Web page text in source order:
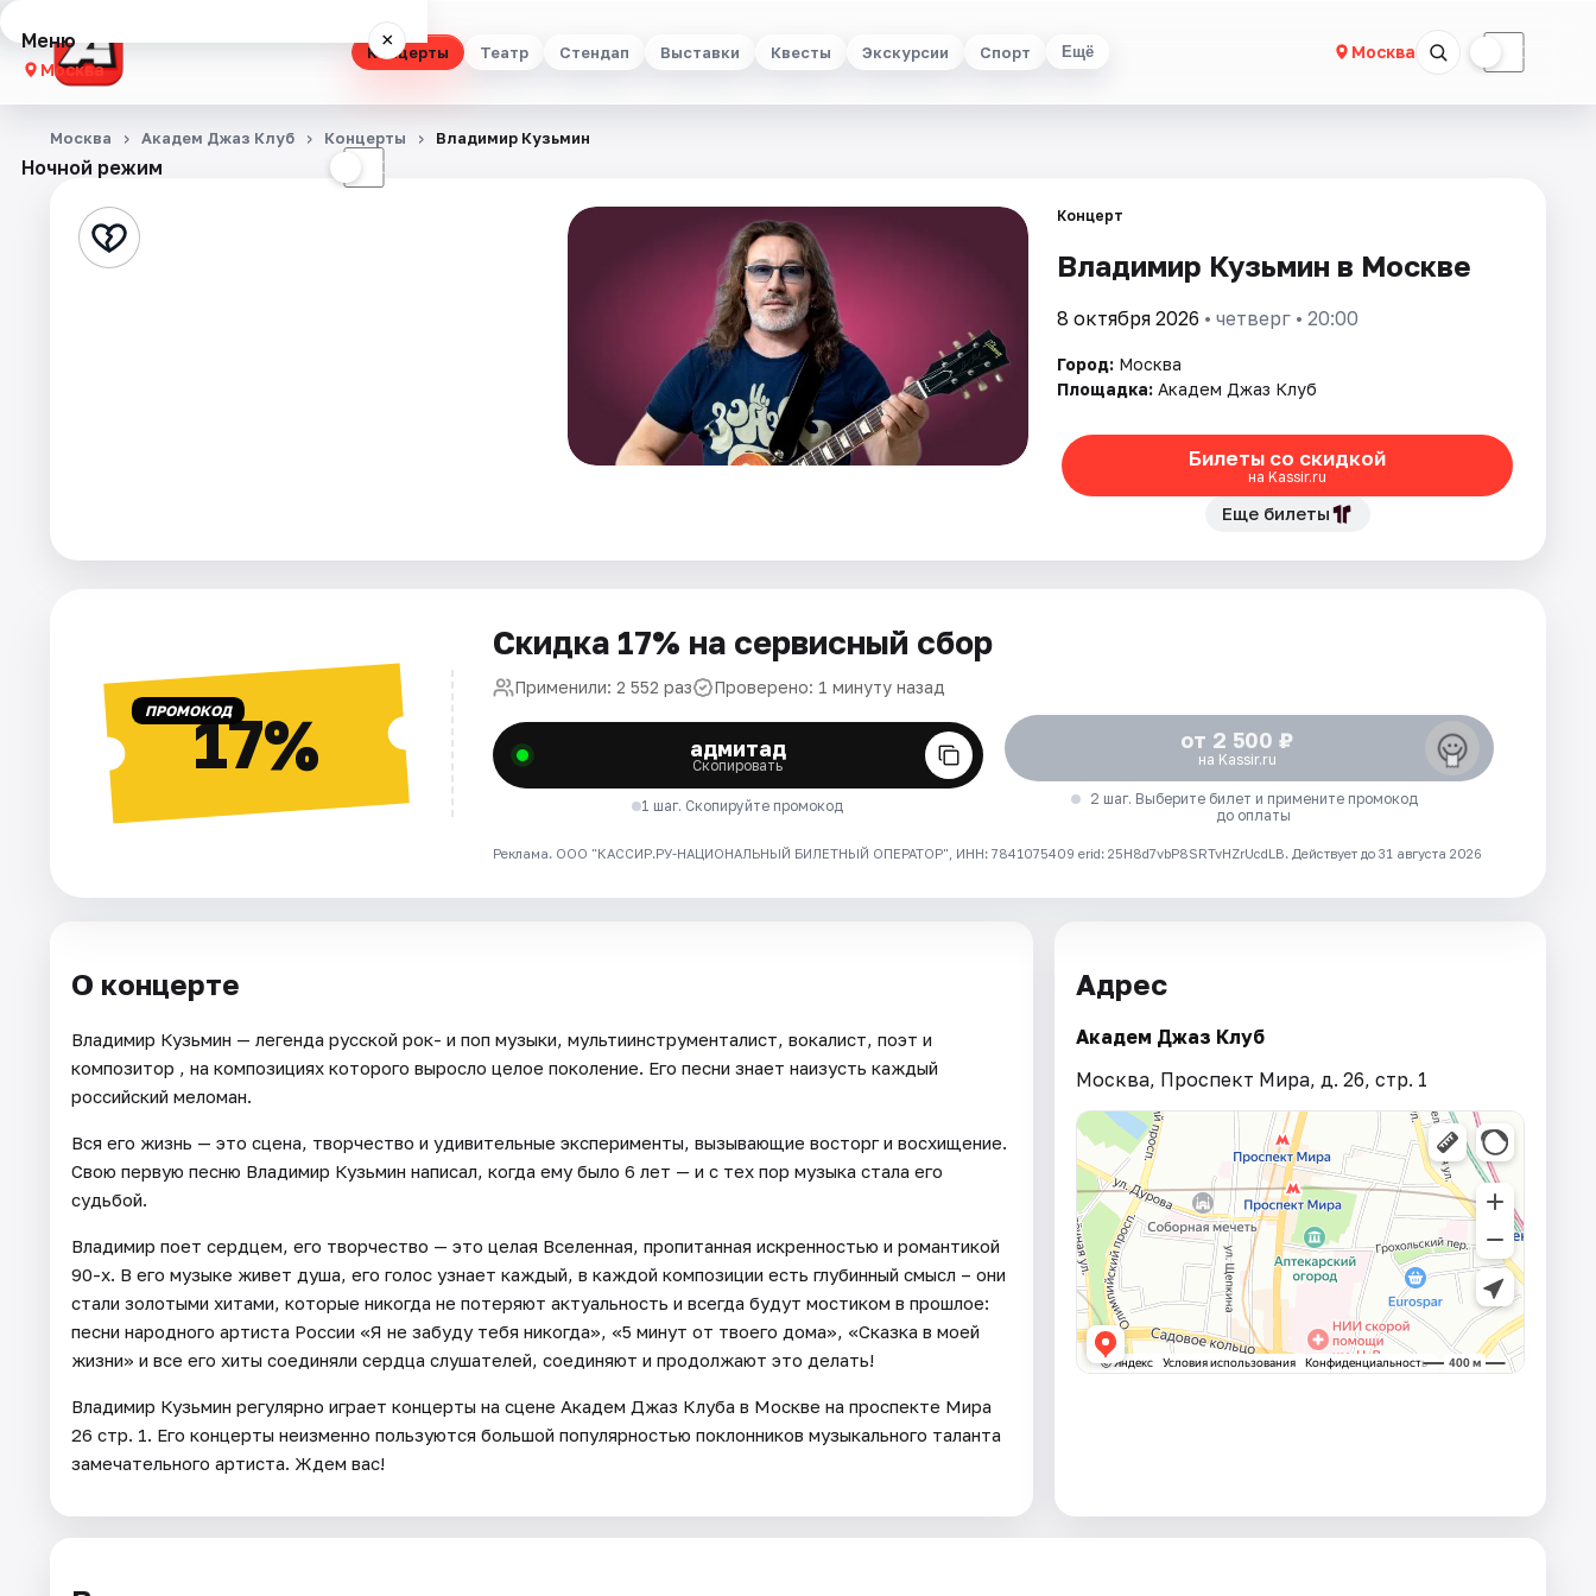
Концерты Театр Стендап Выставки Квесты Экскурсии Спорт Ещё Москва ☾
Меню ×
Москва
Концерты
Стендап
Артисты
Рейтинги
Ночной режим ☾
Москва Академ Джаз Клуб Концерты Владимир Кузьмин
Концерт
Владимир Кузьмин в Москве
8 октября 2026 • четверг • 20:00
Город: Москва
Площадка: Академ Джаз Клуб
Билеты со скидкой
на Kassir.ru
Еще билеты
ПРОМОКОД17%
Скидка 17% на сервисный сбор
Применили: 2 552 раз Проверено: 1 минуту назад
адмитад
Скопировать
1 шаг. Скопируйте промокод
от 2 500 ₽
на Kassir.ru
2 шаг. Выберите билет и примените промокод
до оплаты
Реклама. ООО "КАССИР.РУ-НАЦИОНАЛЬНЫЙ БИЛЕТНЫЙ ОПЕРАТОР", ИНН: 7841075409 erid: 25H8d7vbP8SRTvHZrUcdLB. Действует до 31 августа 2026
О концерте
Владимир Кузьмин — легенда русской рок- и поп музыки, мультиинструменталист, вокалист, поэт и
композитор , на композициях которого выросло целое поколение. Его песни знает наизусть каждый
российский меломан.
Вся его жизнь — это сцена, творчество и удивительные эксперименты, вызывающие восторг и восхищение.
Свою первую песню Владимир Кузьмин написал, когда ему было 6 лет — и с тех пор музыка стала его
судьбой.
Владимир поет сердцем, его творчество — это целая Вселенная, пропитанная искренностью и романтикой
90-х. В его музыке живет душа, его голос узнает каждый, в каждой композиции есть глубинный смысл – они
стали золотыми хитами, которые никогда не потеряют актуальность и всегда будут мостиком в прошлое:
песни народного артиста России «Я не забуду тебя никогда», «5 минут от твоего дома», «Сказка в моей
жизни» и все его хиты соединяли сердца слушателей, соединяют и продолжают это делать!
Владимир Кузьмин регулярно играет концерты на сцене Академ Джаз Клуба в Москве на проспекте Мира
26 стр. 1. Его концерты неизменно пользуются большой популярностью поклонников музыкального таланта
замечательного артиста. Ждем вас!
Адрес
Академ Джаз Клуб
Москва, Проспект Мира, д. 26, стр. 1